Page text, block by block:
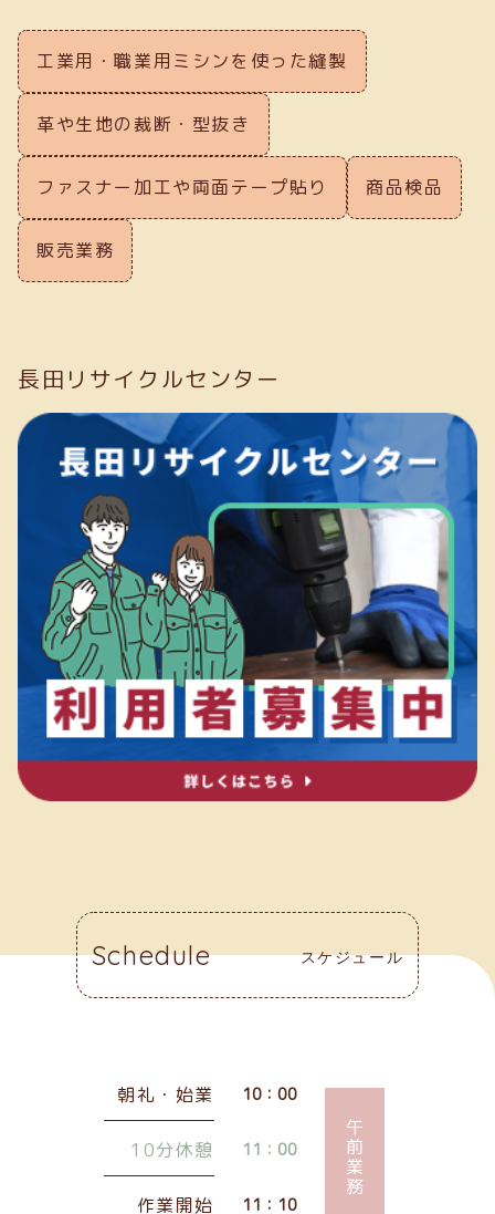
工業用・職業用ミシンを使った縫製
革や生地の裁断・型抜き
ファスナー加工や両面テープ貼り 商品検品
販売業務
長田リサイクルセンター
Schedule スケジュール
朝礼・始業 10：00
10分休憩 11：00
作業開始 11：10
午前業務